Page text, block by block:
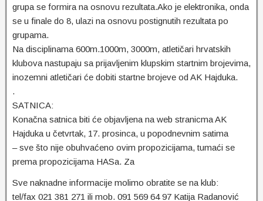
grupa se formira na osnovu rezultata.Ako je elektronika, onda
se u finale do 8, ulazi na osnovu postignutih rezultata po
grupama.
Na disciplinama 600m.1000m, 3000m, atletičari hrvatskih
klubova nastupaju sa prijavljenim klupskim startnim brojevima,
inozemni atletičari će dobiti startne brojeve od AK Hajduka.
.
SATNICA:
Konačna satnica biti će objavljena na web stranicma AK
Hajduka u četvrtak, 17. prosinca, u popodnevnim satima
– sve što nije obuhvaćeno ovim propozicijama, tumaći se
prema propozicijama HASa. Za
Sve naknadne informacije molimo obratite se na klub:
tel/fax 021 381 271 ili mob. 091 569 64 97 Katija Radanović